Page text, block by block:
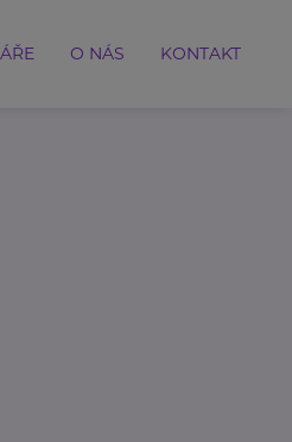
O NÁS KONTAKT